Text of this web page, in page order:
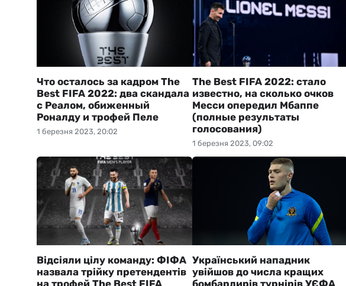
1 березня 2023, 20:02
Что осталось за кадром The
Best FIFA 2022: два скандала
с Реалом, обиженный
Роналду и трофей Пеле
1 березня 2023, 09:02
The Best FIFA 2022: стало
известно, на сколько очков
Месси опередил Мбаппе
(полные результаты
голосования)
Відсіяли цілу команду: ФІФА
назвала трійку претендентів
на трофей The Best FIFA
Український нападник
увійшов до числа кращих
бомбардирів турнірів УЄФА